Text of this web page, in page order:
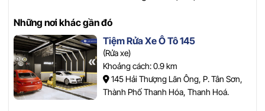
Những nơi khác gần đó
Tiệm Rửa Xe Ô Tô 145
(Rửa xe)
Khoảng cách: 0.9 km
145 Hải Thượng Lãn Ông, P. Tân Sơn,
Thành Phố Thanh Hóa, Thanh Hoá.